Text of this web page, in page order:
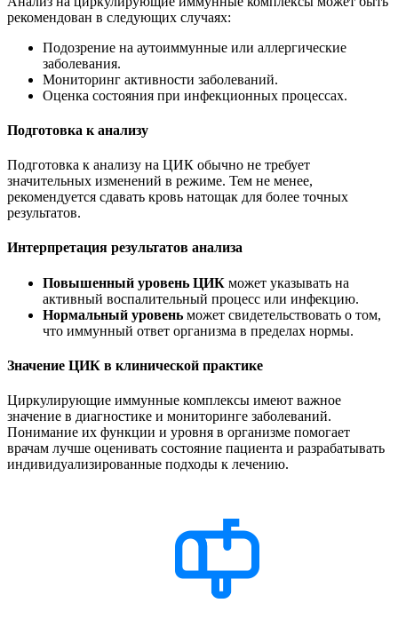
рекомендован в следующих случаях:
Подозрение на аутоиммунные или аллергические
заболевания.
Мониторинг активности заболеваний.
Оценка состояния при инфекционных процессах.
Подготовка к анализу
Подготовка к анализу на ЦИК обычно не требует
значительных изменений в режиме. Тем не менее,
рекомендуется сдавать кровь натощак для более точных
результатов.
Интерпретация результатов анализа
Повышенный уровень ЦИК может указывать на
активный воспалительный процесс или инфекцию.
Нормальный уровень может свидетельствовать о том,
что иммунный ответ организма в пределах нормы.
Значение ЦИК в клинической практике
Циркулирующие иммунные комплексы имеют важное
значение в диагностике и мониторинге заболеваний.
Понимание их функции и уровня в организме помогает
врачам лучше оценивать состояние пациента и разрабатывать
индивидуализированные подходы к лечению.